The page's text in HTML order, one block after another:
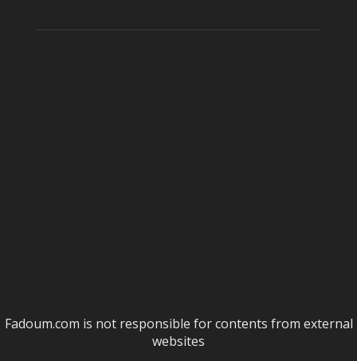
Fadoum.com is not responsible for contents from external
websites